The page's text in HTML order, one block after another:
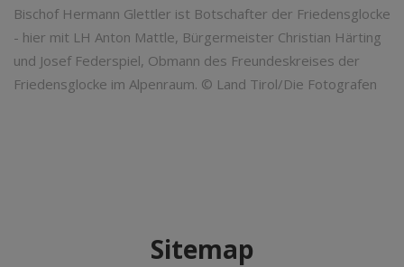
Bischof Hermann Glettler ist Botschafter der Friedensglocke
- hier mit LH Anton Mattle, Bürgermeister Christian Härting
und Josef Federspiel, Obmann des Freundeskreises der
Friedensglocke im Alpenraum. © Land Tirol/Die Fotografen
Sitemap